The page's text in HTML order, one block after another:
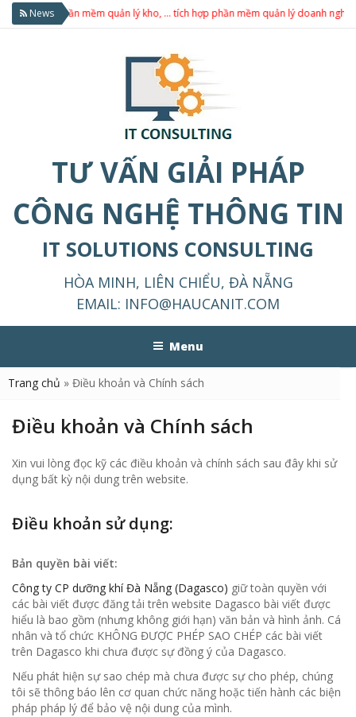
News
sản, phần mềm quản lý kho, … tích hợp phần mềm quản lý doanh nghiệp
TƯ VẤN GIẢI PHÁP
CÔNG NGHỆ THÔNG TIN
IT SOLUTIONS CONSULTING
HÒA MINH, LIÊN CHIỂU, ĐÀ NẴNG
EMAIL: INFO@HAUCANIT.COM
Menu
Trang chủ » Điều khoản và Chính sách
Điều khoản và Chính sách
Xin vui lòng đọc kỹ các điều khoản và chính sách sau đây khi sử
dụng bất kỳ nội dung trên website.
Điều khoản sử dụng:
Bản quyền bài viết:
Công ty CP dưỡng khí Đà Nẵng (Dagasco) giữ toàn quyền với
các bài viết được đăng tải trên website Dagasco bài viết được
hiểu là bao gồm (nhưng không giới hạn) văn bản và hình ảnh. Cá
nhân và tổ chức KHÔNG ĐƯỢC PHÉP SAO CHÉP các bài viết
trên Dagasco khi chưa được sự đồng ý của Dagasco.
Nếu phát hiện sự sao chép mà chưa được sự cho phép, chúng
tôi sẽ thông báo lên cơ quan chức năng hoặc tiến hành các biện
pháp pháp lý để bảo vệ nội dung của mình.